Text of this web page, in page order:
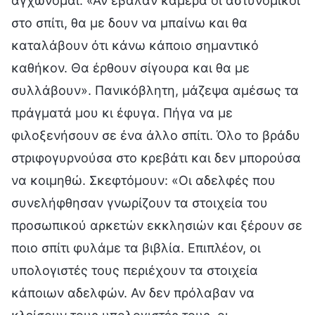
στο σπίτι, θα με δουν να μπαίνω και θα
καταλάβουν ότι κάνω κάποιο σημαντικό
καθήκον. Θα έρθουν σίγουρα και θα με
συλλάβουν». Πανικόβλητη, μάζεψα αμέσως τα
πράγματά μου κι έφυγα. Πήγα να με
φιλοξενήσουν σε ένα άλλο σπίτι. Όλο το βράδυ
στριφογυρνούσα στο κρεβάτι και δεν μπορούσα
να κοιμηθώ. Σκεφτόμουν: «Οι αδελφές που
συνελήφθησαν γνωρίζουν τα στοιχεία του
προσωπικού αρκετών εκκλησιών και ξέρουν σε
ποιο σπίτι φυλάμε τα βιβλία. Επιπλέον, οι
υπολογιστές τους περιέχουν τα στοιχεία
κάποιων αδελφών. Αν δεν πρόλαβαν να